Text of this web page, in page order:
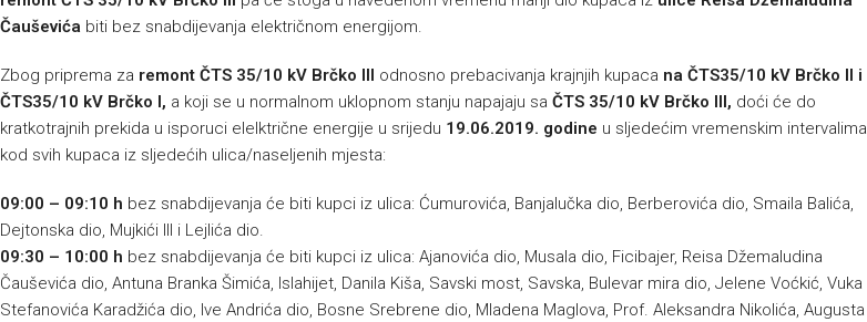
Čauševića biti bez snabdijevanja električnom energijom.
Zbog priprema za remont ČTS 35/10 kV Brčko III odnosno prebacivanja krajnjih kupaca na ČTS35/10 kV Brčko II i
ČTS35/10 kV Brčko I, a koji se u normalnom uklopnom stanju napajaju sa ČTS 35/10 kV Brčko III, doći će do
kratkotrajnih prekida u isporuci elelktrične energije u srijedu 19.06.2019. godine u sljedećim vremenskim intervalima
kod svih kupaca iz sljedećih ulica/naseljenih mjesta:
09:00 – 09:10 h bez snabdijevanja će biti kupci iz ulica: Ćumurovića, Banjalučka dio, Berberovića dio, Smaila Balića,
Dejtonska dio, Mujkići III i Lejlića dio.
09:30 – 10:00 h bez snabdijevanja će biti kupci iz ulica: Ajanovića dio, Musala dio, Ficibajer, Reisa Džemaludina
Čauševića dio, Antuna Branka Šimića, Islahijet, Danila Kiša, Savski most, Savska, Bulevar mira dio, Jelene Voćkić, Vuka
Stefanovića Karadžića dio, Ive Andrića dio, Bosne Srebrene dio, Mladena Maglova, Prof. Aleksandra Nikolića, Augusta